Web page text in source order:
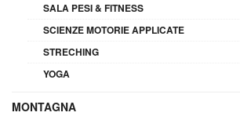
SALA PESI & FITNESS
SCIENZE MOTORIE APPLICATE
STRECHING
YOGA
MONTAGNA